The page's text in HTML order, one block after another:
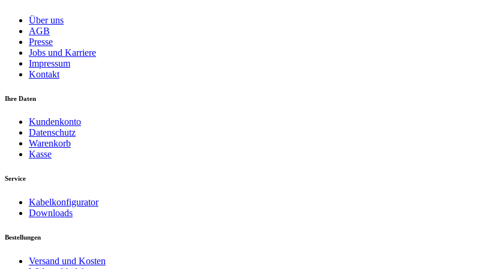
Über uns
AGB
Presse
Jobs und Karriere
Impressum
Kontakt
Ihre Daten
Kundenkonto
Datenschutz
Warenkorb
Kasse
Service
Kabelkonfigurator
Downloads
Bestellungen
Versand und Kosten